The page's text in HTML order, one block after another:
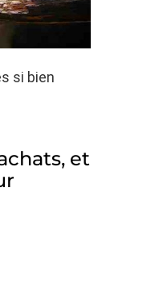
si bien
et